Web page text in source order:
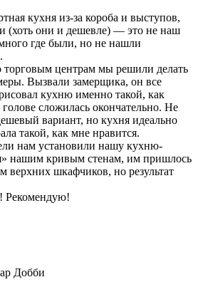
кухня из-за короба и выступов,
(хоть они и дешевле) — это не наш
где были, но не нашли
торговым центрам мы решили делать
Вызвали замерщика, он все
кухню именно такой, как
сложилась окончательно. Не
вариант, но кухня идеально
такой, как мне нравится.
нам установили нашу кухню-
нашим кривым стенам, им пришлось
верхних шкафчиков, но результат
Рекомендую!
Добби